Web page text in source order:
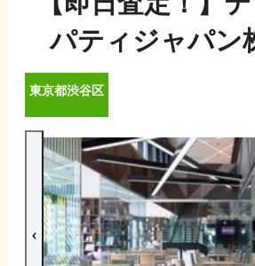
パティジャパン
東京都渋谷区